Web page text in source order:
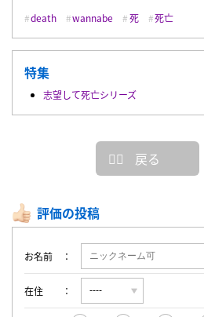
death wannabe 死 死亡
特集
志望して死亡シリーズ
戻る
評価の投稿
お名前
在住